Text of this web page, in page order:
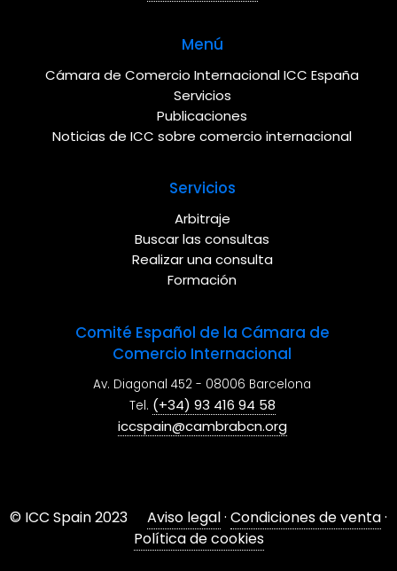
Menú
Cámara de Comercio Internacional ICC España
Servicios
Publicaciones
Noticias de ICC sobre comercio internacional
Servicios
Arbitraje
Buscar las consultas
Realizar una consulta
Formación
Comité Español de la Cámara de
Comercio Internacional
Av. Diagonal 452 - 08006 Barcelona
Tel. (+34) 93 416 94 58
iccspain@cambrabcn.org
© ICC Spain 2023 Aviso legal·Condiciones de venta·
Política de cookies